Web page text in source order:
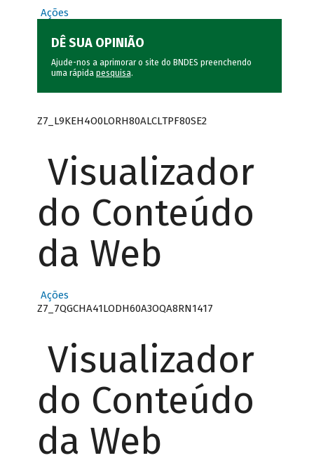
Ações
DÊ SUA OPINIÃO
Ajude-nos a aprimorar o site do BNDES preenchendo
uma rápida pesquisa.
Z7_L9KEH4O0LORH80ALCLTPF80SE2
Visualizador
do Conteúdo
da Web
Ações
Z7_7QGCHA41LODH60A3OQA8RN1417
Visualizador
do Conteúdo
da Web